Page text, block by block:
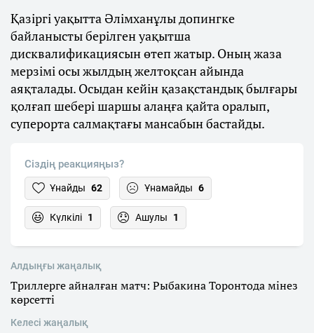
Қазіргі уақытта Әлімханұлы допингке
байланысты берілген уақытша
дисквалификациясын өтеп жатыр. Оның жаза
мерзімі осы жылдың желтоқсан айында
аяқталады. Осыдан кейін қазақстандық былғары
қолғап шебері шаршы алаңға қайта оралып,
суперорта салмақтағы мансабын бастайды.
Сіздің реакцияңыз?
Ұнайды 62 Ұнамайды 6
Күлкілі 1 Ашулы 1
Алдыңғы жаңалық
Триллерге айналған матч: Рыбакина Торонтода мінез
көрсетті
Келесі жаңалық